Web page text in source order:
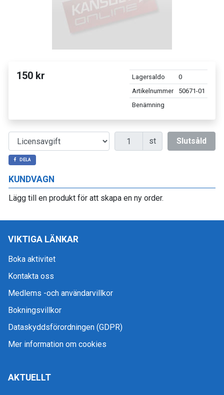
KUNDVAGN
Lägg till en produkt för att skapa en ny order.
150 kr Lagersaldo
0
Artikelnummer
50671-01
Benämning
Antal st Slutsåld
DELA
VIKTIGA LÄNKAR
Boka aktivitet
Kontakta oss
Medlems -och användarvillkor
Bokningsvillkor
Dataskyddsförordningen (GDPR)
Mer information om cookies
AKTUELLT